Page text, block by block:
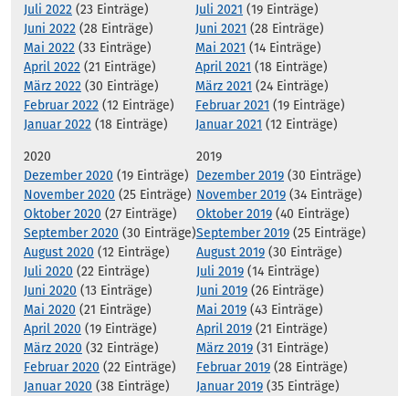
Juli 2022 (23 Einträge)
Juni 2022 (28 Einträge)
Mai 2022 (33 Einträge)
April 2022 (21 Einträge)
März 2022 (30 Einträge)
Februar 2022 (12 Einträge)
Januar 2022 (18 Einträge)
Juli 2021 (19 Einträge)
Juni 2021 (28 Einträge)
Mai 2021 (14 Einträge)
April 2021 (18 Einträge)
März 2021 (24 Einträge)
Februar 2021 (19 Einträge)
Januar 2021 (12 Einträge)
2020
Dezember 2020 (19 Einträge)
November 2020 (25 Einträge)
Oktober 2020 (27 Einträge)
September 2020 (30 Einträge)
August 2020 (12 Einträge)
Juli 2020 (22 Einträge)
Juni 2020 (13 Einträge)
Mai 2020 (21 Einträge)
April 2020 (19 Einträge)
März 2020 (32 Einträge)
Februar 2020 (22 Einträge)
Januar 2020 (38 Einträge)
2019
Dezember 2019 (30 Einträge)
November 2019 (34 Einträge)
Oktober 2019 (40 Einträge)
September 2019 (25 Einträge)
August 2019 (30 Einträge)
Juli 2019 (14 Einträge)
Juni 2019 (26 Einträge)
Mai 2019 (43 Einträge)
April 2019 (21 Einträge)
März 2019 (31 Einträge)
Februar 2019 (28 Einträge)
Januar 2019 (35 Einträge)